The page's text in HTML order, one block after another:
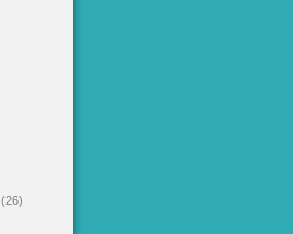
(26)